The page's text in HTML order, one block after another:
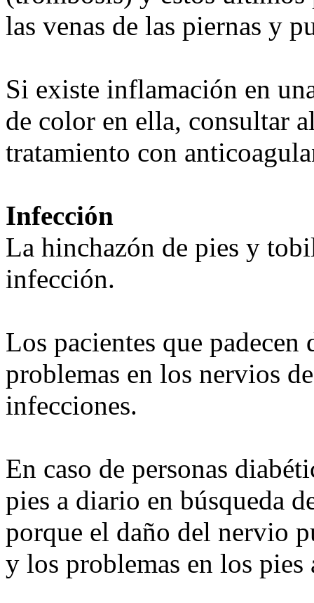
las venas de las piernas y
Si existe inflamación en
de color en ella, consultar
tratamiento con
Infección
La hinchazón de pies y
infección.
Los pacientes que
problemas en los nervios
infecciones.
En caso de personas
pies a diario en búsqueda
porque el daño del nervio
y los problemas en los pies